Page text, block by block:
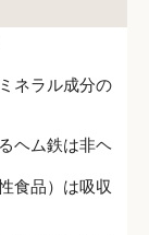
ネラル成分の
ヘム鉄は非ヘ
食品）は吸収